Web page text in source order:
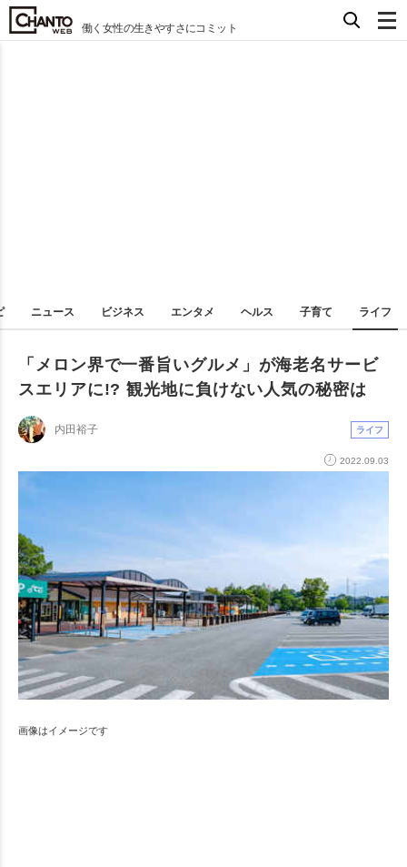
働く女性の生きやすさにコミット
ニュース ビジネス エンタメ ヘルス 子育て ライフ
「メロン界で一番旨いグルメ」が海老名サービ
スエリアに!? 観光地に負けない人気の秘密は
内田裕子 ライフ
2022.09.03
画像はイメージです